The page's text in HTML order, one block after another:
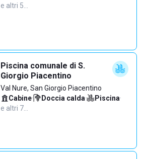
e altri 5…
Piscina comunale di S.
Giorgio Piacentino
Val Nure, San Giorgio Piacentino
Cabine· Doccia calda· Piscina·
e altri 7…